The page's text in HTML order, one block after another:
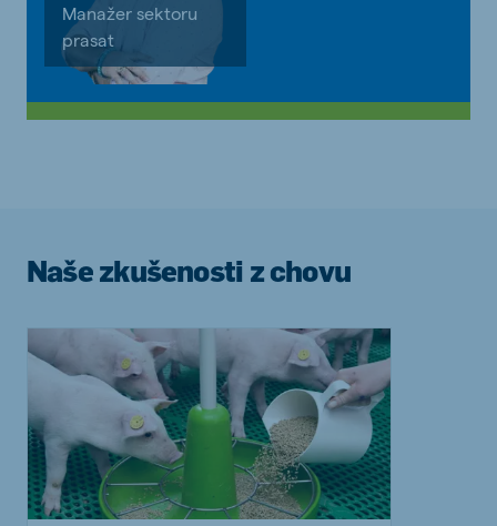
Manažer sektoru
prasat
Naše zkušenosti z chovu